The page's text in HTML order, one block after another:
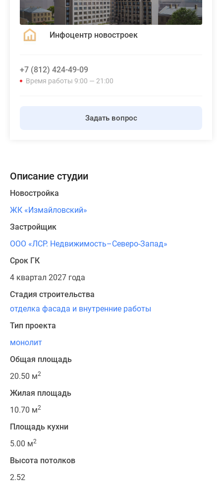
Инфоцентр новостроек
+7 (812) 424-49-09
Время работы 9:00 — 21:00
Задать вопрос
Описание студии
Новостройка
ЖК «Измайловский»
Застройщик
ООО «ЛСР. Недвижимость–Северо-Запад»
Срок ГК
4 квартал 2027 года
Стадия строительства
отделка фасада и внутренние работы
Тип проекта
монолит
Общая площадь
20.50 м2
Жилая площадь
10.70 м2
Площадь кухни
5.00 м2
Высота потолков
2.52